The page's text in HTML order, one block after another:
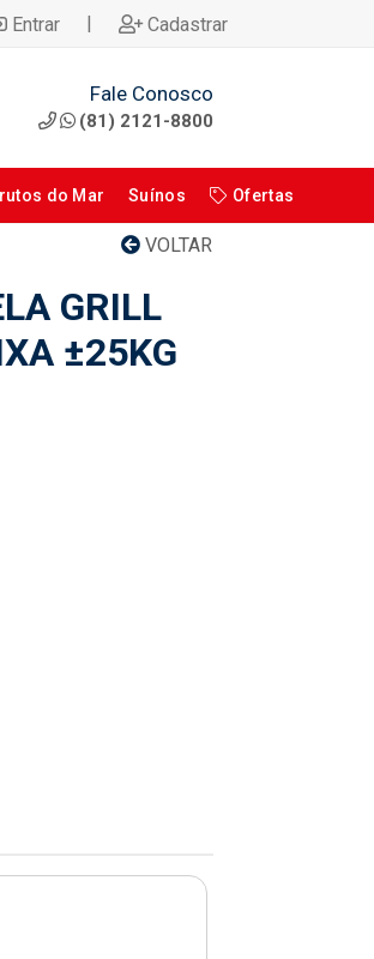
Entrar | Cadastrar
Fale Conosco
(81) 2121-8800
do Mar Suínos Ofertas
VOLTAR
GRILL
±25KG